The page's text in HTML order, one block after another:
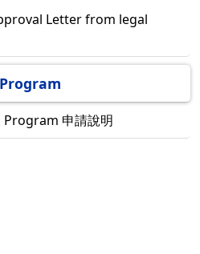
Letter from legal
Program
Program 申請說明